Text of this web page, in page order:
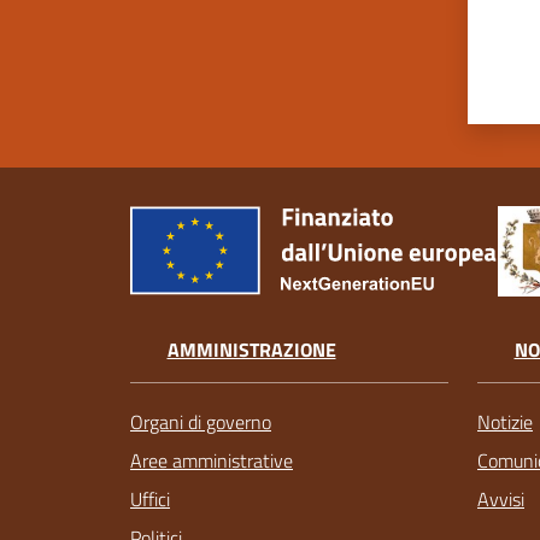
AMMINISTRAZIONE
Organi di governo
Aree amministrative
Uffici
Notizie
Avvisi